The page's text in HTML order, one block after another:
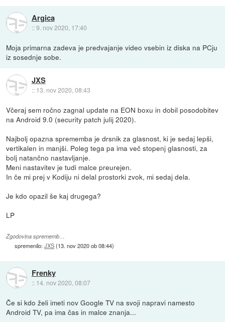
Argica
::9. nov 2020, 17:40
Moja primarna zadeva je predvajanje video vsebin iz diska na PCju
iz sosednje sobe.
JXS
:: 13. nov 2020, 08:43
Včeraj sem ročno zagnal update na EON boxu in dobil posodobitev
na Android 9.0 (security patch julij 2020).
Najbolj opazna sprememba je drsnik za glasnost, ki je sedaj lepši,
vertikalen in manjši. Poleg tega pa ima več stopenj glasnosti, za
bolj natančno nastavljanje.
Meni nastavitev je tudi malce preurejen.
In če mi prej v Kodiju ni delal prostorki zvok, mi sedaj dela.
Je kdo opazil še kaj drugega?
LP
Zgodovina sprememb…
spremenilo:JXS(13. nov 2020 ob 08:44)
Frenky
:: 14. nov 2020, 08:07
Če si kdo želi imeti nov Google TV na svoji napravi namesto
Android TV, pa ima čas in malce znanja...